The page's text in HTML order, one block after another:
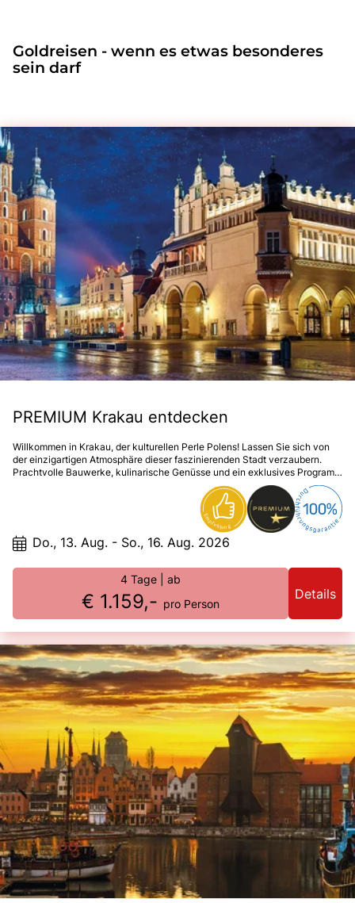
Goldreisen - wenn es etwas besonderes
sein darf
PREMIUM Krakau entdecken
Willkommen in Krakau, der kulturellen Perle Polens! Lassen Sie sich von
der einzigartigen Atmosphäre dieser faszinierenden Stadt verzaubern.
Prachtvolle Bauwerke, kulinarische Genüsse und ein exklusives Programm
machen diese Reise zu einem unvergesslichen Erlebnis. Ihr elegantes
****Hotel Mercure Stare Miasto rundet den Aufenthalt mit Komfort und Stil
Do., 13. Aug. - So., 16. Aug. 2026
4 Tage | ab
€ 1.159,- pro Person
Details